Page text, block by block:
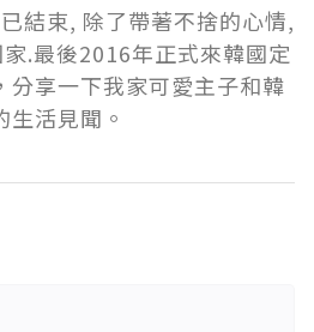
結束, 除了帶著不捨的心情,
.最後2016年正式來韓國定
分享一下我家可愛主子和韓
生活見聞。